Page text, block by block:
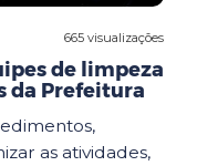
665 visualizações
de limpeza
da Prefeitura
as atividades,